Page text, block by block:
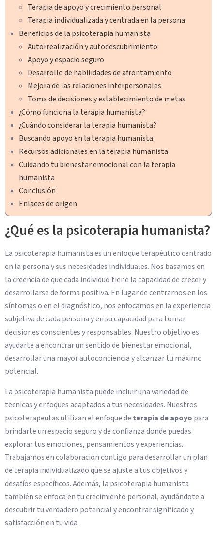
Terapia de apoyo y crecimiento personal
Terapia individualizada y centrada en la persona
Beneficios de la psicoterapia humanista
Autorrealización y autodescubrimiento
Apoyo y espacio seguro
Desarrollo de habilidades de afrontamiento
Mejora de las relaciones interpersonales
Toma de decisiones y establecimiento de metas
¿Cómo funciona la terapia humanista?
¿Cuándo considerar la terapia humanista?
Buscando apoyo en la terapia humanista
Recursos adicionales en la terapia humanista
Cuidando tu bienestar emocional con la terapia
humanista
Conclusión
Enlaces de origen
¿Qué es la psicoterapia humanista?
La psicoterapia humanista es un enfoque terapéutico centrado
en la persona y sus necesidades individuales. Nos basamos en
la creencia de que cada individuo tiene la capacidad de crecer y
desarrollarse de forma positiva. En lugar de centrarnos en los
síntomas o en el diagnóstico, nos enfocamos en la experiencia
subjetiva de cada persona y en su capacidad para tomar
decisiones conscientes y responsables. Nuestro objetivo es
ayudarte a encontrar un sentido de bienestar emocional,
desarrollar una mayor autoconciencia y alcanzar tu máximo
potencial.
La psicoterapia humanista puede incluir una variedad de
técnicas y enfoques adaptados a tus necesidades. Nuestros
psicoterapeutas utilizan el enfoque de terapia de apoyo para
brindarte un espacio seguro y de confianza donde puedas
explorar tus emociones, pensamientos y experiencias.
Trabajamos en colaboración contigo para desarrollar un plan
de terapia individualizado que se ajuste a tus objetivos y
desafíos específicos. Además, la psicoterapia humanista
también se enfoca en tu crecimiento personal, ayudándote a
descubrir tu verdadero potencial y encontrar significado y
satisfacción en tu vida.